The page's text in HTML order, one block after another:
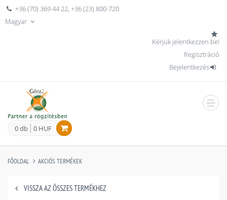
+36 (70) 369 44 22,+36 (23) 800-720
Magyar
Kérjük jelentkezzen be!
Regisztráció
Bejelentkezés
0 db 0 HUF
FŐOLDAL AKCIÓS TERMÉKEK
VISSZA AZ ÖSSZES TERMÉKHEZ